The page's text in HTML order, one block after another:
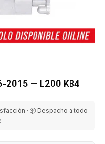
2015 — L200 KB4
· 📦 Despacho a todo